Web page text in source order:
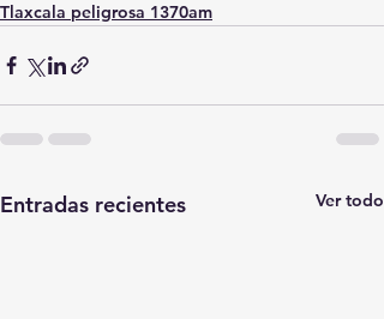
Tlaxcala peligrosa 1370am
Entradas recientes Ver todo